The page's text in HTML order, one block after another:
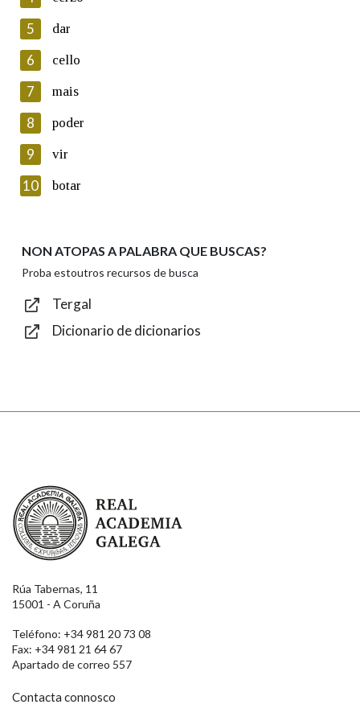
Lin e acepto as condicións da política de
Introduce o código que aparece na imaxe:
Texto de verificación
Enviar
5 dar
6 cello
7 mais
8 poder
9 vir
10 botar
NON ATOPAS A PALABRA QUE BUSCAS?
Proba estoutros recursos de busca
Tergal
Dicionario de dicionarios
Real Academia Galega
Rúa Tabernas, 11
15001 - A Coruña
Teléfono: +34 981 20 73 08
Fax: +34 981 21 64 67
Apartado de correo 557
Contacta connosco